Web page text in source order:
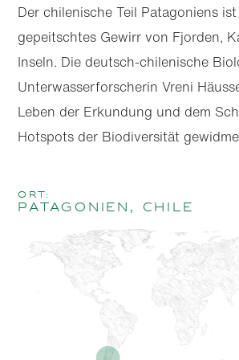
Der chilenische Teil Patagoniens
gepeitschtes Gewirr von Fjorden,
Inseln. Die deutsch-chilenische
Unterwasser­forscherin Vreni
Leben der Erkundung und dem
Hotspots der Biodiversität
Ort:
Patagonien, Chile